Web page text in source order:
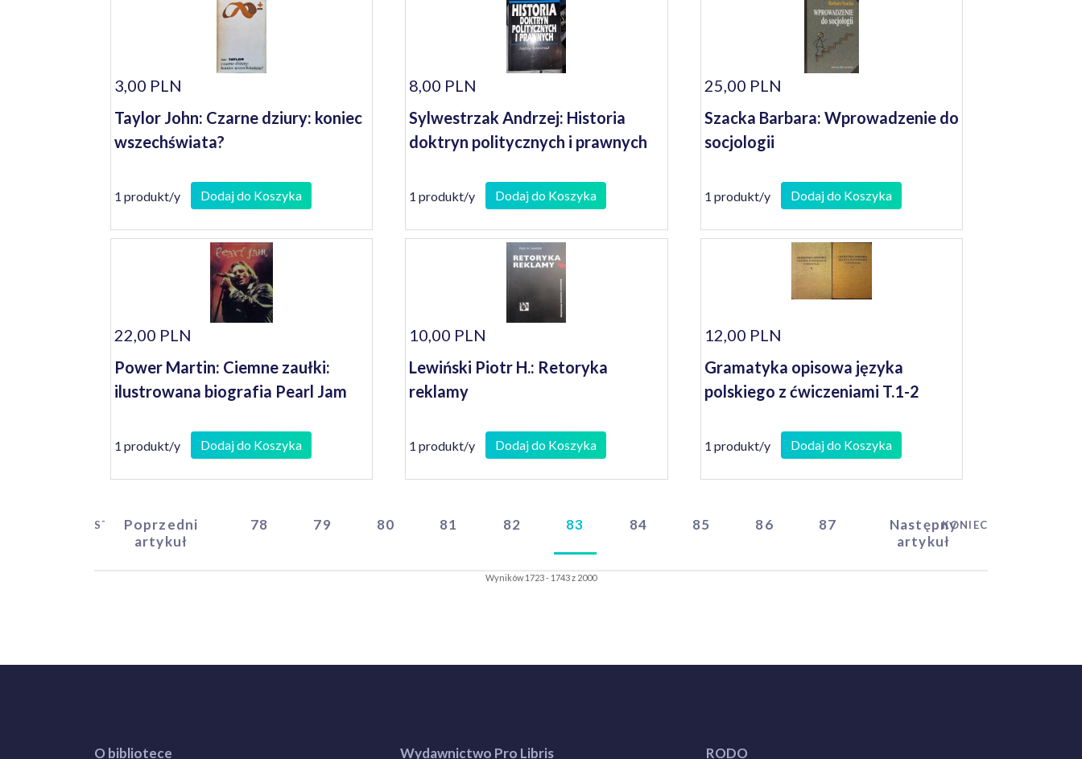
3,00 PLN
Taylor John: Czarne dziury: koniec
wszechświata?
1 produkt/y Dodaj do Koszyka
8,00 PLN
Sylwestrzak Andrzej: Historia
doktryn politycznych i prawnych
1 produkt/y Dodaj do Koszyka
25,00 PLN
Szacka Barbara: Wprowadzenie do
socjologii
1 produkt/y Dodaj do Koszyka
22,00 PLN
Power Martin: Ciemne zaułki:
ilustrowana biografia Pearl Jam
1 produkt/y Dodaj do Koszyka
10,00 PLN
Lewiński Piotr H.: Retoryka
reklamy
1 produkt/y Dodaj do Koszyka
12,00 PLN
Gramatyka opisowa języka
polskiego z ćwiczeniami T.1-2
1 produkt/y Dodaj do Koszyka
STARTPoprzedni
artykuł
78 79 80 81 82 83 84 85 86 87
Następny
artykuł
KONIEC
Wyników 1723 - 1743 z 2000
O bibliotece Wydawnictwo Pro Libris RODO